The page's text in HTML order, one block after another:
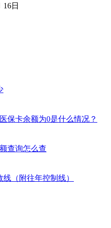
16日
保卡余额为0是什么情况？
查询怎么查
（附往年控制线）